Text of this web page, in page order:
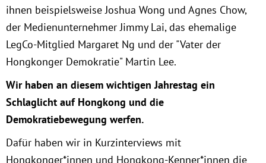
Twitter
YouTube
Facebook
Instagram
ihnen beispielsweise Joshua Wong und Agnes Chow,
der Medienunternehmer Jimmy Lai, das ehemalige
LegCo-Mitglied Margaret Ng und der "Vater der
Hongkonger Demokratie" Martin Lee.
Wir haben an diesem wichtigen Jahrestag ein
Schlaglicht auf Hongkong und die
Demokratiebewegung werfen.
Dafür haben wir in Kurzinterviews mit
Hongkonger*innen und Hongkong-Kenner*innen die